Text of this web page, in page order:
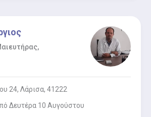
24, Λάρισα, 41222
Δευτέρα 10 Αυγούστου